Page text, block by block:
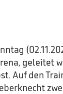
geleitet
Auf den